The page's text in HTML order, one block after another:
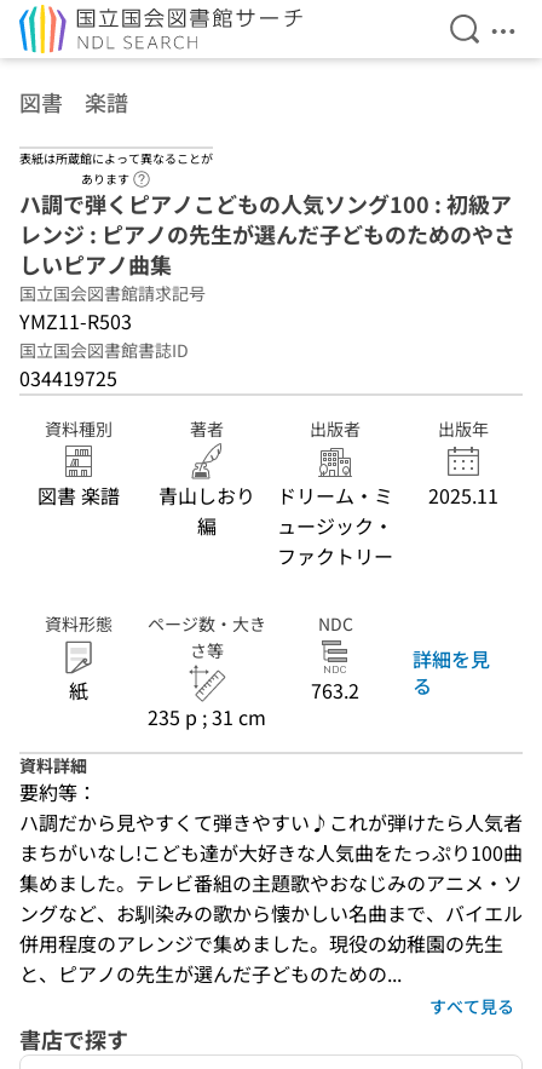
検索を
メ
図書 楽譜
表紙は所蔵館によって異なることが
あります
ハ調で弾くピアノこどもの人気ソング100 : 初級ア
レンジ : ピアノの先生が選んだ子どものためのやさ
しいピアノ曲集
国立国会図書館請求記号
YMZ11-R503
国立国会図書館書誌ID
034419725
資料種別
図書 楽譜
著者
青山しおり
編
出版者
ドリーム・ミ
ュージック・
ファクトリー
出版年
2025.11
資料形態
紙
ページ数・大き
さ等
235 p ; 31 cm
NDC
763.2
詳細を見
る
資料詳細
要約等：
ハ調だから見やすくて弾きやすい♪これが弾けたら人気者
まちがいなし!こども達が大好きな人気曲をたっぷり100曲
集めました。テレビ番組の主題歌やおなじみのアニメ・ソ
ングなど、お馴染みの歌から懐かしい名曲まで、バイエル
併用程度のアレンジで集めました。現役の幼稚園の先生
と、ピアノの先生が選んだ子どものための...
すべて見る
書店で探す